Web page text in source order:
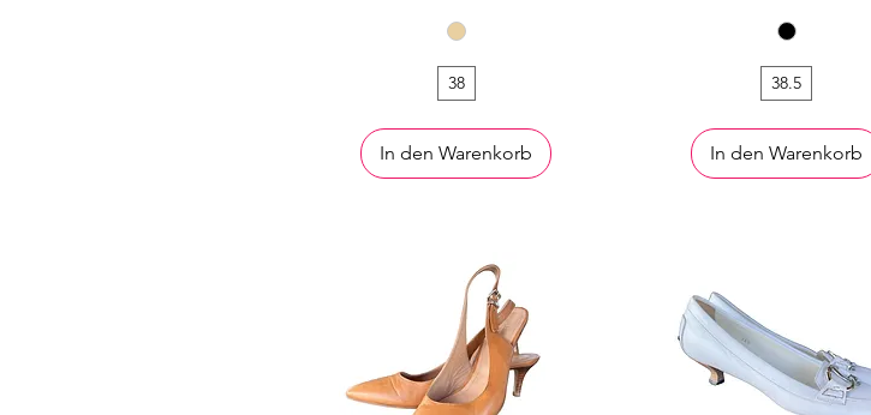
38
In den Warenkorb
38.5
In den Warenkorb